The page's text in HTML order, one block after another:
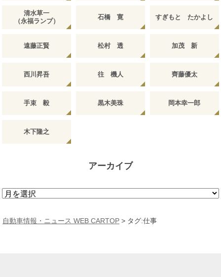
清水草一
（永福ランプ）
石橋 寛 すぎもと たかよし
遠藤正賢 松村 透 加茂 新
西川昇吾 往 機人 齊藤優太
手束 毅 黒木美珠 岡本幸一郎
木下隆之
アーカイブ
ア
カ
自動車情報・ニュース WEB CARTOP > タグ:仕事